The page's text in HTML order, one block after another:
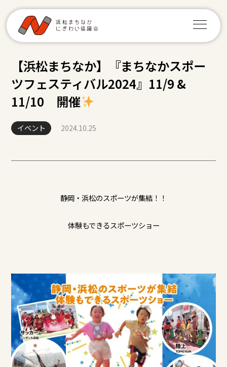
【浜松まちなか】『まちなかスポー
ツフェスティバル2024』11/9 &
11/10 開催
イベント 2024.10.25
静岡・浜松のスポーツが集結！！
体験もできるスポーツショー